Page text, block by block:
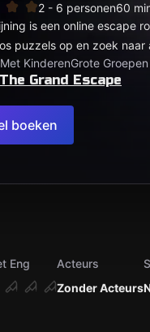
2 - 6 personen60
is een online escape
puzzels op en zoek
Met KinderenGrote Groepen
Grand Escape
boeken
Eng
Zonder Acteurs
Acteurs